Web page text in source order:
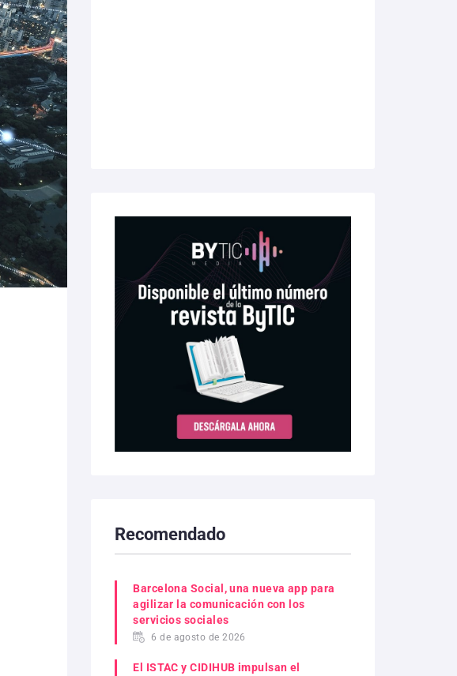
Recomendado
Barcelona Social, una nueva app para
agilizar la comunicación con los
servicios sociales
6 de agosto de 2026
El ISTAC y CIDIHUB impulsan el